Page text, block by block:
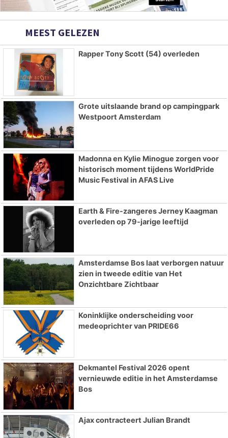
MEEST GELEZEN
Rapper Tony Scott (54) overleden
Grote uitslaande brand op campingpark
Westpoort Amsterdam
Madonna en Kylie Minogue zorgen voor
historisch moment tijdens WorldPride
Music Festival in AFAS Live
Earth & Fire-zangeres Jerney Kaagman
overleden op 79-jarige leeftijd
Amsterdamse Bos laat verborgen natuur
zien in tweede editie van Het
Onzichtbare Zichtbaar
Koninklijke onderscheiding voor
medeoprichter van PRIDE66
Dekmantel Festival 2026 opent
vernieuwde editie in het Amsterdamse
Bos
Ajax contracteert Julian Brandt